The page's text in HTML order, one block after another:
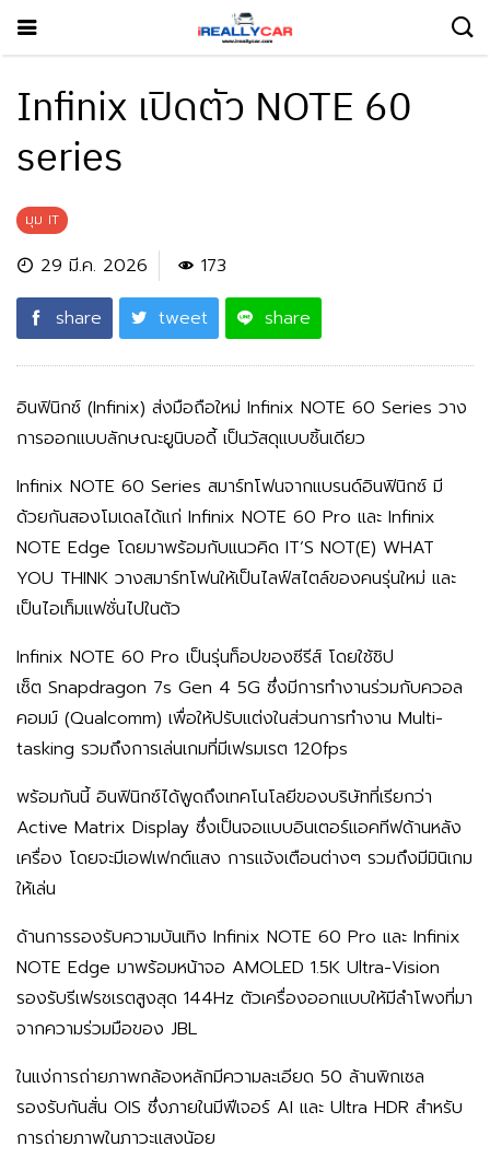
Infinix เปิดตัว NOTE 60
series
มุม IT
29 มี.ค. 2026
173
share
tweet share
อินฟินิกซ์ (Infinix) ส่งมือถือใหม่ Infinix NOTE 60 Series วาง
การออกแบบลักษณะยูนิบอดี้ เป็นวัสดุแบบชิ้นเดียว
Infinix NOTE 60 Series สมาร์ทโฟนจากแบรนด์อินฟินิกซ์ มี
ด้วยกันสองโมเดลได้แก่ Infinix NOTE 60 Pro และ Infinix
NOTE Edge โดยมาพร้อมกับแนวคิด IT’S NOT(E) WHAT
YOU THINK วางสมาร์ทโฟนให้เป็นไลฟ์สไตล์ของคนรุ่นใหม่ และ
เป็นไอเท็มแฟชั่นไปในตัว
Infinix NOTE 60 Pro เป็นรุ่นท็อปของซีรีส์ โดยใช้ชิป
เซ็ต Snapdragon 7s Gen 4 5G ซึ่งมีการทำงานร่วมกับควอล
คอมม์ (Qualcomm) เพื่อให้ปรับแต่งในส่วนการทำงาน Multi-
tasking รวมถึงการเล่นเกมที่มีเฟรมเรต 120fps
พร้อมกันนี้ อินฟินิกซ์ได้พูดถึงเทคโนโลยีของบริษัทที่เรียกว่า
Active Matrix Display ซึ่งเป็นจอแบบอินเตอร์แอคทีฟด้านหลัง
เครื่อง โดยจะมีเอฟเฟกต์แสง การแจ้งเตือนต่างๆ รวมถึงมีมินิเกม
ให้เล่น
ด้านการรองรับความบันเทิง Infinix NOTE 60 Pro และ Infinix
NOTE Edge มาพร้อมหน้าจอ AMOLED 1.5K Ultra-Vision
รองรับรีเฟรชเรตสูงสุด 144Hz ตัวเครื่องออกแบบให้มีลำโพงที่มา
จากความร่วมมือของ JBL
ในแง่การถ่ายภาพกล้องหลักมีความละเอียด 50 ล้านพิกเซล
รองรับกันสั่น OIS ซึ่งภายในมีฟีเจอร์ AI และ Ultra HDR สำหรับ
การถ่ายภาพในภาวะแสงน้อย